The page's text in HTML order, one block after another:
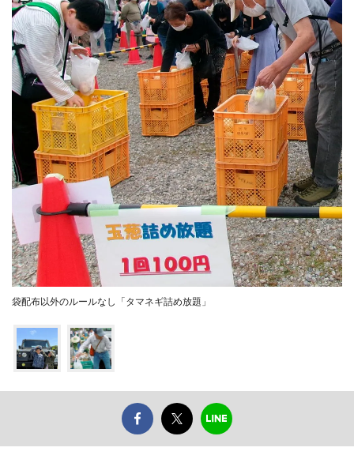
袋配布以外のルールなし「タマネギ詰め放題」